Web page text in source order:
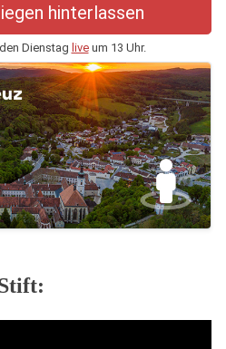
hinterlassen
Dienstag liveum 13 Uhr.